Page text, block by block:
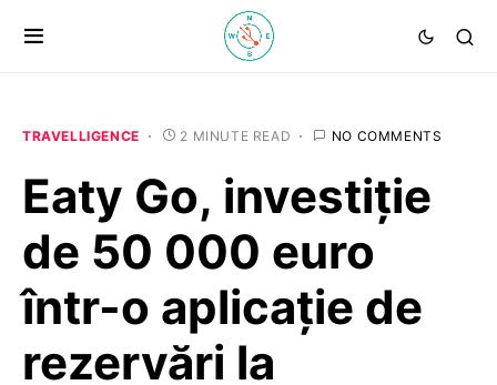
TRAVELLIGENCE 2 MINUTE READ NO COMMENTS
Eaty Go, investiție
de 50 000 euro
într-o aplicație de
rezervări la